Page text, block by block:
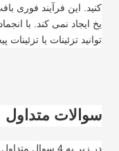
کنید. این فرآیند فوری
یخ ایجاد نمی کند. با
توانید تزئینات یا تزئینات
سوالات متداول
در زیر به 4